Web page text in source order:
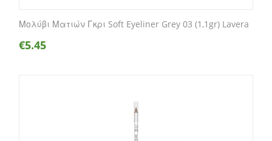
Μολύβι Ματιών Γκρι Soft Eyeliner Grey 03 (1,1gr) Lavera
€5.45